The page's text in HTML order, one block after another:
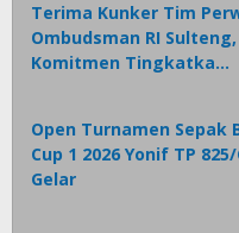
Terima Kunker Tim
Ombudsman RI
Komitmen Tingkatka…
Open Turnamen Sepak
Cup 1 2026 Yonif TP
Gelar